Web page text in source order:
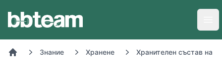
Знание Хранене Хранителен състав на